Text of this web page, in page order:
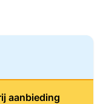
aanbieding